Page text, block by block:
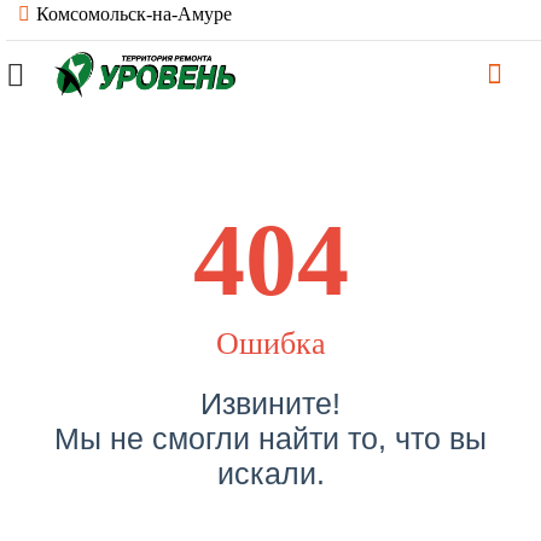
Комсомольск-на-Амуре
404
Ошибка
Извините!
Мы не смогли найти то, что вы
искали.